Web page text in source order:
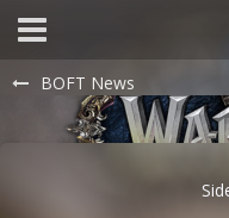
BOFT News